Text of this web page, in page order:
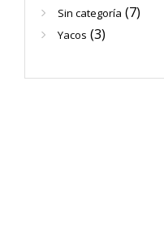
Sin categoría (7)
Yacos (3)